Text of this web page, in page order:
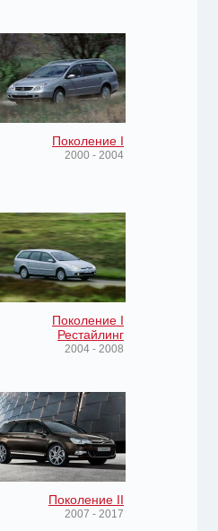
Поколение I
2000 - 2004
Поколение I
Рестайлинг
2004 - 2008
Поколение II
2007 - 2017